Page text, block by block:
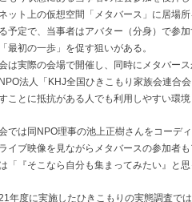
ット上の仮想空間「メタバース」に居場
予定で、当事者はアバター（分身）で参
最初の一歩」を促す狙いがある。
は実際の会場で開催し、同時にメタバー
法人「KHJ全国ひきこもり家族会連合
ことに抵抗がある人でも利用しやすい環境
では同NPO理事の池上正樹さんをコーデ
イブ映像を見ながらメタバースの参加者
「『そこなら自分も集まってみたい』と
年度に実施したひきこもりの実態調査で